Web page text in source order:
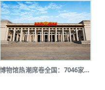
博物馆热潮席卷全国：7046家博物馆...